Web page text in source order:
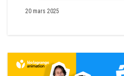
20 mars 2025